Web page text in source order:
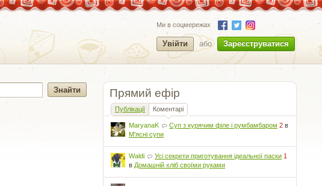
Ми в соцмережах
Увійти або Зареєструватися
Прямий ефір
Публікації Коментарі
MaryanaK Суп з курячим філе і румбамбаром 2 в
М'ясні супи
Waldi Усі секрети приготування ідеальної паски 1
в Домашній хліб своїми руками